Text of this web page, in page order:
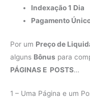
Indexação 1 Dia
Pagamento
Por um Preço de
alguns Bônus para
PÁGINAS E POSTS…
1 – Uma Página e um